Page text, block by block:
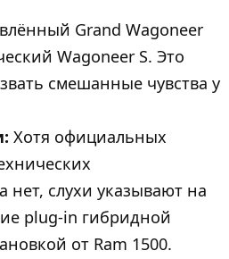
Grand Wagoneer
Wagoneer S. Это
смешанные чувства у
Хотя официальных
нет, слухи указывают на
plug-in гибридной
от Ram 1500.